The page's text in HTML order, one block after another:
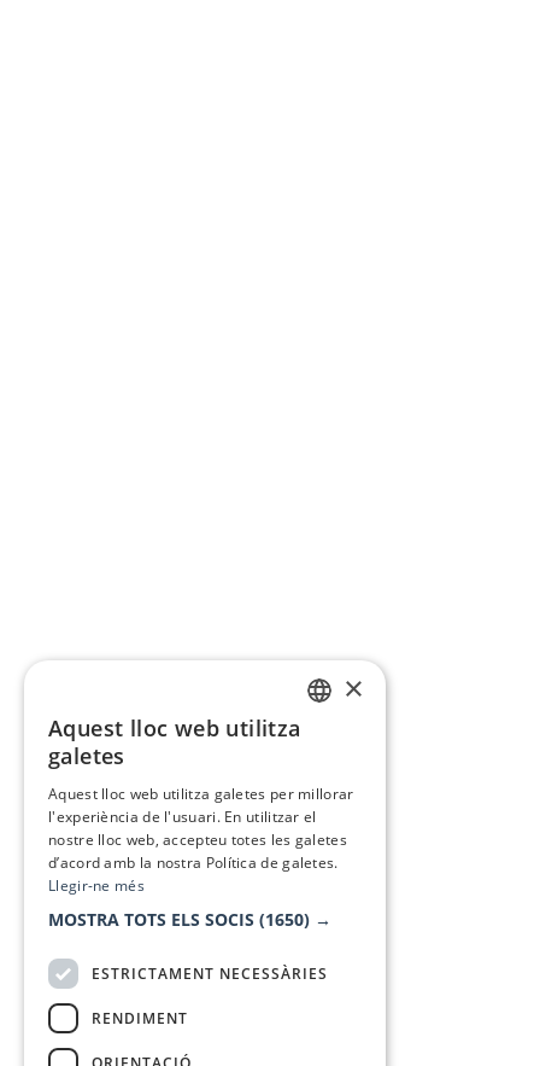
×
Aquest lloc web utilitza
galetes
Aquest lloc web utilitza galetes per millorar
l'experiència de l'usuari. En utilitzar el
nostre lloc web, accepteu totes les galetes
d’acord amb la nostra Política de galetes.
Llegir-ne més
MOSTRA TOTS ELS SOCIS (1650) →
ESTRICTAMENT NECESSÀRIES
RENDIMENT